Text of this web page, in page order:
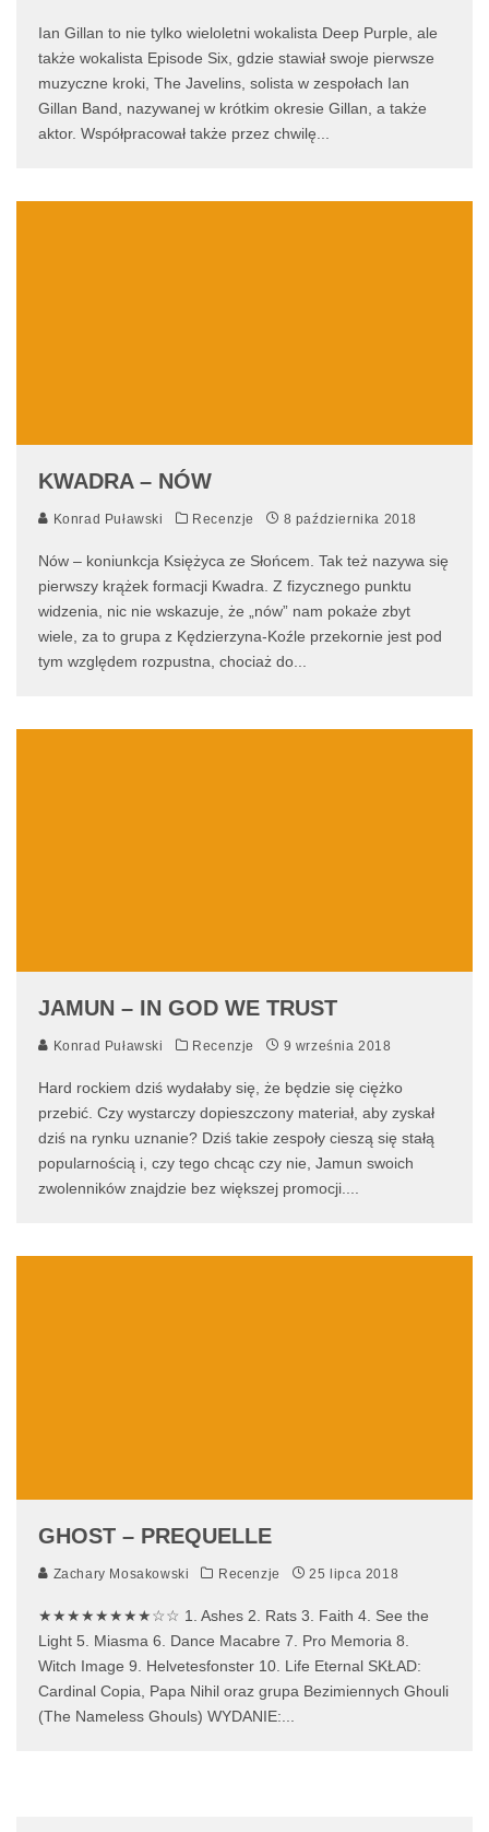
Ian Gillan to nie tylko wieloletni wokalista Deep Purple, ale
także wokalista Episode Six, gdzie stawiał swoje pierwsze
muzyczne kroki, The Javelins, solista w zespołach Ian
Gillan Band, nazywanej w krótkim okresie Gillan, a także
aktor. Współpracował także przez chwilę
KWADRA – NÓW
Konrad Puławski Recenzje 8 października 2018
Nów – koniunkcja Księżyca ze Słońcem. Tak też nazywa się
pierwszy krążek formacji Kwadra. Z fizycznego punktu
widzenia, nic nie wskazuje, że „nów” nam pokaże zbyt
wiele, za to grupa z Kędzierzyna-Koźle przekornie jest pod
tym względem rozpustna, chociaż do
JAMUN – IN GOD WE TRUST
Konrad Puławski Recenzje 9 września 2018
Hard rockiem dziś wydałaby się, że będzie się ciężko
przebić. Czy wystarczy dopieszczony materiał, aby zyskał
dziś na rynku uznanie? Dziś takie zespoły cieszą się stałą
popularnością i, czy tego chcąc czy nie, Jamun swoich
zwolenników znajdzie bez większej promocji....
GHOST – PREQUELLE
Zachary Mosakowski Recenzje 25 lipca 2018
★★★★★★★★☆☆ 1. Ashes 2. Rats 3. Faith 4. See the
Light 5. Miasma 6. Dance Macabre 7. Pro Memoria 8.
Witch Image 9. Helvetesfonster 10. Life Eternal SKŁAD:
Cardinal Copia, Papa Nihil oraz grupa Bezimiennych Ghouli
(The Nameless Ghouls) WYDANIE:...